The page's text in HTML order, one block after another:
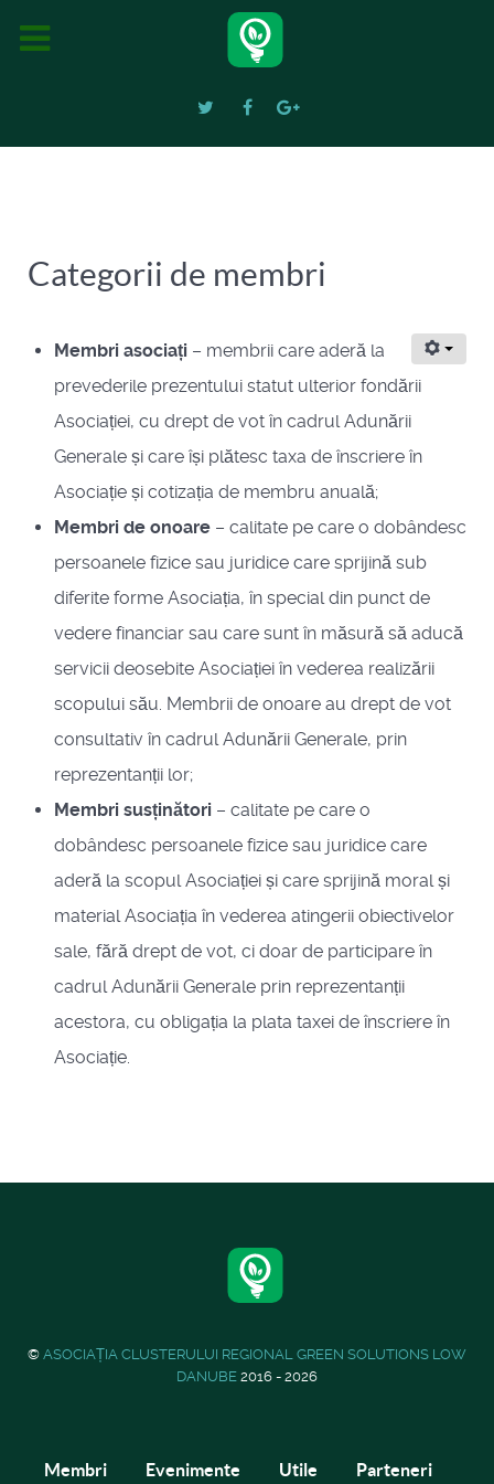
Categorii de membri
Membri asociați – membrii care aderă la
prevederile prezentului statut ulterior fondării
Asociației, cu drept de vot în cadrul Adunării
Generale și care își plătesc taxa de înscriere în
Asociație și cotizația de membru anuală;
Membri de onoare – calitate pe care o dobândesc
persoanele fizice sau juridice care sprijină sub
diferite forme Asociația, în special din punct de
vedere financiar sau care sunt în măsură să aducă
servicii deosebite Asociației în vederea realizării
scopului său. Membrii de onoare au drept de vot
consultativ în cadrul Adunării Generale, prin
reprezentanții lor;
Membri susținători – calitate pe care o
dobândesc persoanele fizice sau juridice care
aderă la scopul Asociației și care sprijină moral și
material Asociația în vederea atingerii obiectivelor
sale, fără drept de vot, ci doar de participare în
cadrul Adunării Generale prin reprezentanții
acestora, cu obligația la plata taxei de înscriere în
Asociație.
© ASOCIAȚIA CLUSTERULUI REGIONAL GREEN SOLUTIONS LOW
DANUBE 2016 - 2026
Membri Evenimente Utile Parteneri